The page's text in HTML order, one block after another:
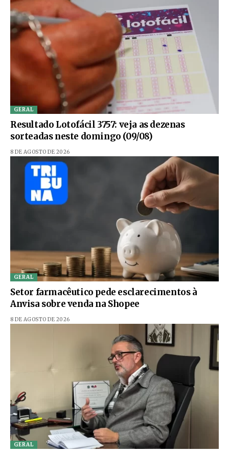
GERAL
Resultado Lotofácil 3757: veja as dezenas
sorteadas neste domingo (09/08)
8 DE AGOSTO DE 2026
GERAL
Setor farmacêutico pede esclarecimentos à
Anvisa sobre venda na Shopee
8 DE AGOSTO DE 2026
GERAL